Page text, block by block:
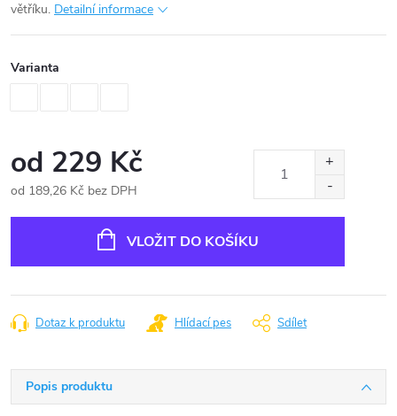
větříku. Detailní informace
Varianta
od 229 Kč
od 189,26 Kč bez DPH
VLOŽIT DO KOŠÍKU
Dotaz k produktu Hlídací pes Sdílet
Popis produktu